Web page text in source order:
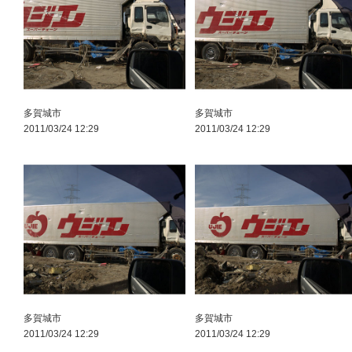
多賀城市
2011/03/24 12:29
多賀城市
2011/03/24 12:29
多賀城市
2011/03/24 12:29
多賀城市
2011/03/24 12:29